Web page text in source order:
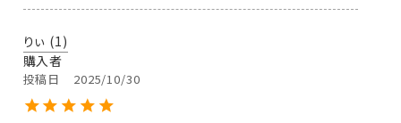
りぃ 1
購入者
投稿日 2025/10/30